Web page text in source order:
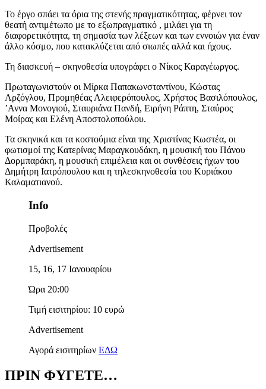
Το έργο σπάει τα όρια της στενής πραγματικότητας, φέρνει τον
θεατή αντιμέτωπο με το εξωπραγματικό , μιλάει για τη
διαφορετικότητα, τη σημασία των λέξεων και των εννοιών για έναν
άλλο κόσμο, που κατακλύζεται από σιωπές αλλά και ήχους.
Τη διασκευή – σκηνοθεσία υπογράφει ο Νίκος Καραγέωργος.
Πρωταγωνιστούν οι Μίρκα Παπακωνσταντίνου, Κώστας
Αρζόγλου, Προμηθέας Αλειφερόπουλος, Χρήστος Βασιλόπουλος,
’Αννα Μονογιού, Σταυριάνα Πανδή, Ειρήνη Ράπτη, Σταύρος
Μοίρας και Ελένη Αποστολοπούλου.
Τα σκηνικά και τα κοστούμια είναι της Χριστίνας Κωστέα, οι
φωτισμοί της Κατερίνας Μαραγκουδάκη, η μουσική του Πάνου
Δορμπαράκη, η μουσική επιμέλεια και οι συνθέσεις ήχων του
Δημήτρη Ιατρόπουλου και η τηλεσκηνοθεσία του Κυριάκου
Καλαματιανού.
Info
Προβολές
Advertisement
15, 16, 17 Ιανουαρίου
Ώρα 20:00
Τιμή εισιτηρίου: 10 ευρώ
Advertisement
Αγορά εισιτηρίων ΕΔΩ
ΠΡΙΝ ΦΥΓΕΤΕ…